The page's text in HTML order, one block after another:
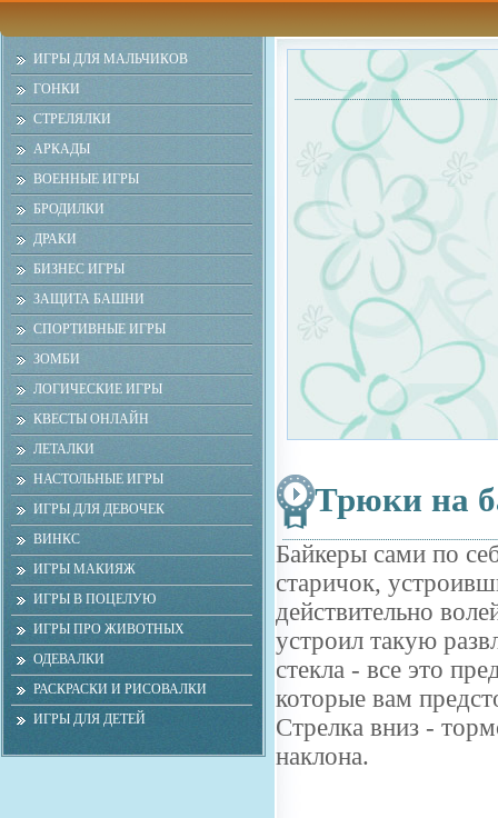
ИГРЫ ДЛЯ МАЛЬЧИКОВ
ГОНКИ
СТРЕЛЯЛКИ
АРКАДЫ
ВОЕННЫЕ ИГРЫ
БРОДИЛКИ
ДРАКИ
БИЗНЕС ИГРЫ
ЗАЩИТА БАШНИ
СПОРТИВНЫЕ ИГРЫ
ЗОМБИ
ЛОГИЧЕСКИЕ ИГРЫ
КВЕСТЫ ОНЛАЙН
ЛЕТАЛКИ
НАСТОЛЬНЫЕ ИГРЫ
ИГРЫ ДЛЯ ДЕВОЧЕК
ВИНКС
ИГРЫ МАКИЯЖ
ИГРЫ В ПОЦЕЛУЮ
ИГРЫ ПРО ЖИВОТНЫХ
ОДЕВАЛКИ
РАСКРАСКИ И РИСОВАЛКИ
ИГРЫ ДЛЯ ДЕТЕЙ
Трюки на
Байкеры сами по
старичок,
действительно
устроил такую
стекла - все это
которые вам
Стрелка вниз -
наклона.